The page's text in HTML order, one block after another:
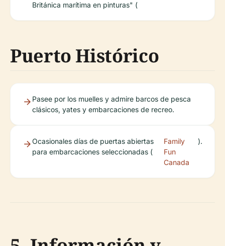
Británica marítima en pinturas" (
Puerto Histórico
Pasee por los muelles y admire barcos de pesca
clásicos, yates y embarcaciones de recreo.
Ocasionales días de puertas abiertas
para embarcaciones seleccionadas (
Family
Fun
Canada
).